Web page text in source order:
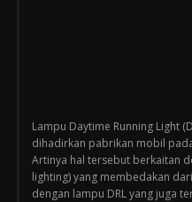
Lampu Daytime Running Light
dihadirkan pabrikan mobil
Artinya hal tersebut berkaitan
lighting) yang membedakan
dengan lampu DRL yang juga